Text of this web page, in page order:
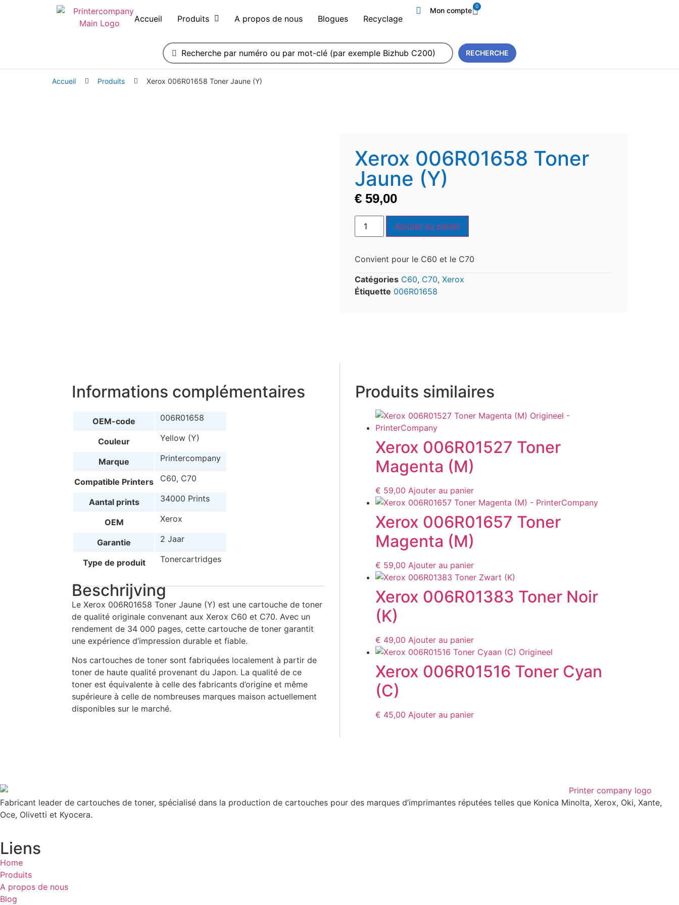
Accueil Produits A propos de nous Blogues Recyclage
Mon compte 0
RECHERCHE
Accueil Produits Xerox 006R01658 Toner Jaune (Y)
Xerox 006R01658 Toner
Jaune (Y)
€ 59,00
Ajouter au panier
Convient pour le C60 et le C70
Catégories C60, C70, Xerox
Étiquette 006R01658
Informations complémentaires
OEM-code 006R01658
Couleur Yellow (Y)
Marque Printercompany
Compatible Printers C60, C70
Aantal prints 34000 Prints
OEM Xerox
Garantie 2 Jaar
Type de produit Tonercartridges
Beschrijving
Le Xerox 006R01658 Toner Jaune (Y) est une cartouche de toner
de qualité originale convenant aux Xerox C60 et C70. Avec un
rendement de 34 000 pages, cette cartouche de toner garantit
une expérience d’impression durable et fiable.
Nos cartouches de toner sont fabriquées localement à partir de
toner de haute qualité provenant du Japon. La qualité de ce
toner est équivalente à celle des fabricants d’origine et même
supérieure à celle de nombreuses marques maison actuellement
disponibles sur le marché.
Produits similaires
Xerox 006R01527 Toner
Magenta (M)
€ 59,00 Ajouter au panier
Xerox 006R01657 Toner
Magenta (M)
€ 59,00 Ajouter au panier
Xerox 006R01383 Toner Noir
(K)
€ 49,00 Ajouter au panier
Xerox 006R01516 Toner Cyan
(C)
€ 45,00 Ajouter au panier
Fabricant leader de cartouches de toner, spécialisé dans la production de cartouches pour des marques d’imprimantes réputées telles que Konica Minolta, Xerox, Oki, Xante,
Oce, Olivetti et Kyocera.
Liens
Home
Produits
A propos de nous
Blog